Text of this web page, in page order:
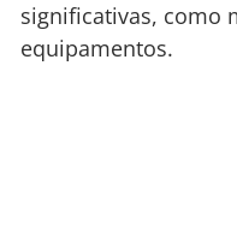
significativas, como
equipamentos.